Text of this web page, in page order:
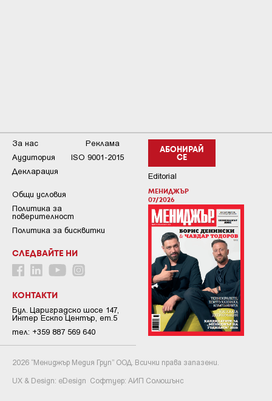
АБОНИРАЙ
СЕ
Editorial
МЕНИДЖЪР
07/2026
За нас
Реклама
Аудитория
ISO 9001-2015
Декларация
Общи условия
Пoлитикa зa
пoвepитeлнocт
Политика за бисквитки
СЛЕДВАЙТЕ НИ
КОНТАКТИ
Бул. Цариградско шосе 147,
Интер Ескпо Център, ет.5
тел: +359 887 569 640
2026 “Мениджър Медия Груп” ООД. Всички права запазени.
UX & Design: eDesign Софтуер: АИП Солюшънс